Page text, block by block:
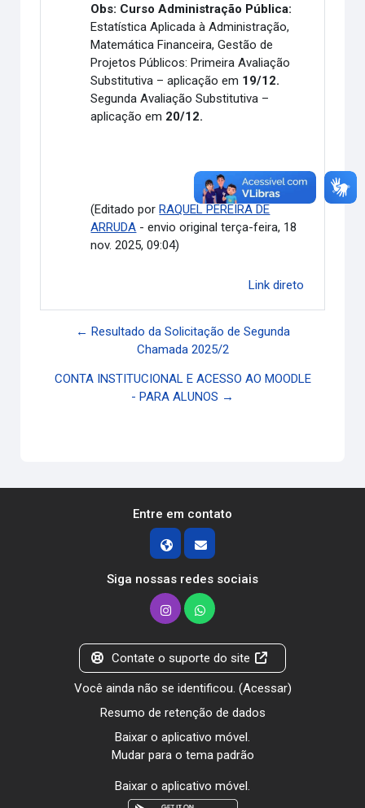
Obs: Curso Administração Pública:
Estatística Aplicada à Administração,
Matemática Financeira, Gestão de
Projetos Públicos: Primeira Avaliação
Substitutiva – aplicação em 19/12.
Segunda Avaliação Substitutiva –
aplicação em 20/12.
(Editado porRAQUEL PEREIRA DE
ARRUDA - envio original terça-feira, 18
nov. 2025, 09:04)
Link direto
← Resultado da Solicitação de Segunda
Chamada 2025/2
CONTA INSTITUCIONAL E ACESSO AO MOODLE
- PARA ALUNOS →
Entre em contato
Siga nossas redes sociais
Contate o suporte do site
Você ainda não se identificou. (Acessar)
Resumo de retenção de dados
Baixar o aplicativo móvel.
Mudar para o tema padrão
Baixar o aplicativo móvel.